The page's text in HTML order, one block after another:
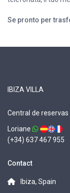
Se pronto per
IBIZA VILLA
Central de reservas
Loriane
(+34) 637 467 955
Contact
Ibiza, Spain